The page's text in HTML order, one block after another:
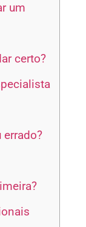
um
certo?
errado?